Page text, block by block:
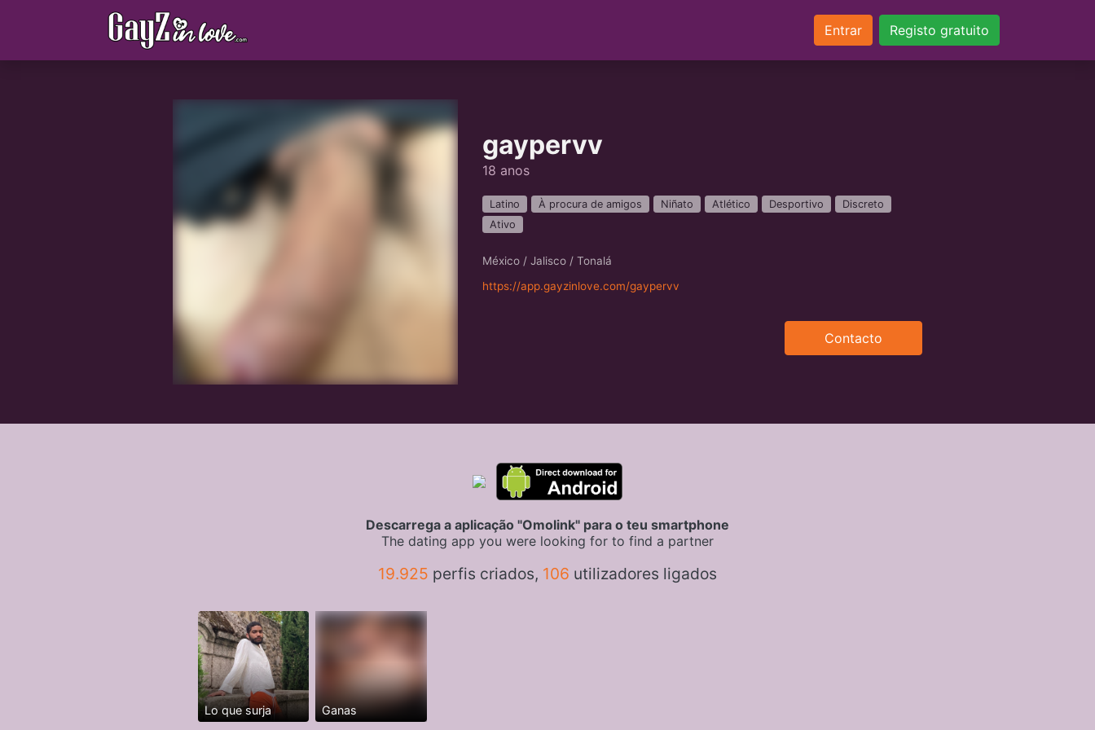
Entrar Registo gratuito
gaypervv
18 anos
Latino À procura de amigos Niñato Atlético Desportivo
Discreto
Ativo
México / Jalisco / Tonalá
https://app.gayzinlove.com/gaypervv
Contacto
Descarrega a aplicação "Omolink" para o teu smartphone
The dating app you were looking for to find a partner
19.925 perfis criados, 106 utilizadores ligados
Lo que surja Ganas